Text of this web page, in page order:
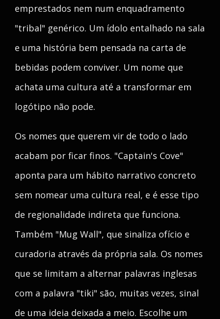
emprestados nem num enquadramento
"tribal" genérico. Um ídolo entalhado na sala
e uma história bem pensada na carta de
bebidas podem conviver. Um nome que
achata uma cultura até a transformar em
logótipo não pode.
Os nomes que querem vir de todo o lado
acabam por ficar finos. "Captain's Cove"
aponta para um hábito narrativo concreto
sem nomear uma cultura real, e é esse tipo
de regionalidade indireta que funciona.
Também "Mug Wall", que sinaliza ofício e
curadoria através da própria sala. Os nomes
que se limitam a alternar palavras inglesas
com a palavra "tiki" são, muitas vezes, sinal
de uma ideia deixada a meio. Escolhe um